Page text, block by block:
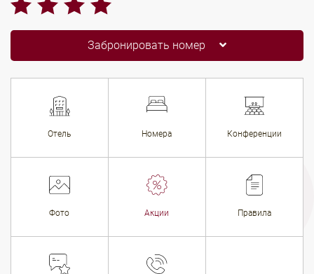
Забронировать номер
Отель Номера Конференции
Фото Акции Правила